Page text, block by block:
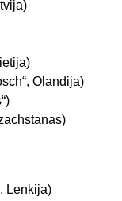
Olandija)
Lenkija)